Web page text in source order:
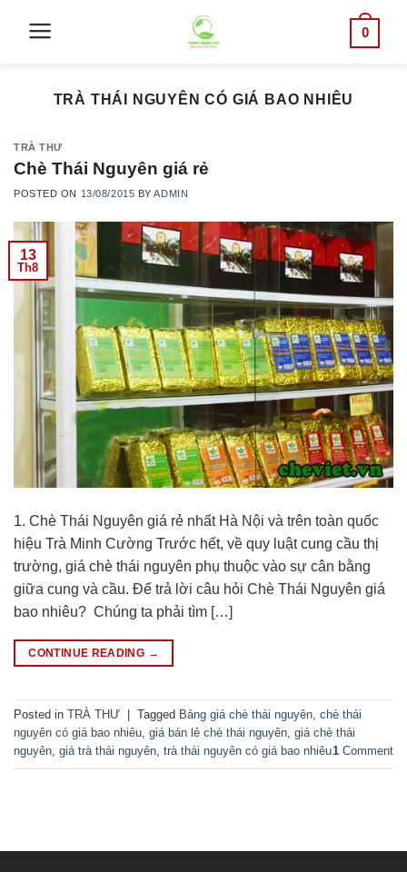
0
TRÀ THÁI NGUYÊN CÓ GIÁ BAO NHIÊU
TRÀ THƯ
Chè Thái Nguyên giá rẻ
POSTED ON 13/08/2015 BYADMIN
13
Th8
1. Chè Thái Nguyên giá rẻ nhất Hà Nội và trên toàn quốc
hiệu Trà Minh Cường Trước hết, về quy luật cung cầu thị
trường, giá chè thái nguyên phụ thuộc vào sự cân bằng
giữa cung và cầu. Để trả lời câu hỏi Chè Thái Nguyên giá
bao nhiêu? Chúng ta phải tìm […]
CONTINUE READING →
Posted in TRÀ THƯ Tagged Bảng giá chè thái nguyên, chè thái
nguyên có giá bao nhiêu, giá bán lẻ chè thái nguyên, giá chè thái
nguyên, giá trà thái nguyên, trà thái nguyên có giá bao nhiêu1 Comment